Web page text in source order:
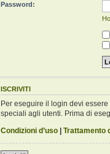
Password:
ISCRIVITI
Per eseguire il login devi
speciali agli utenti. Prima di
Condizioni d’uso | Trattamento